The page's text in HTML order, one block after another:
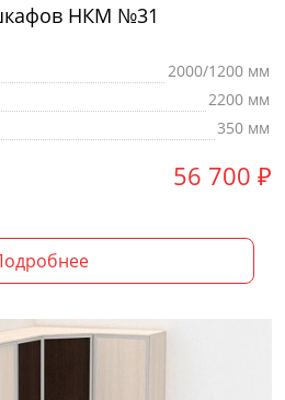
НКМ №31
2000/1200 мм
2200 мм
350 мм
56 700 ₽